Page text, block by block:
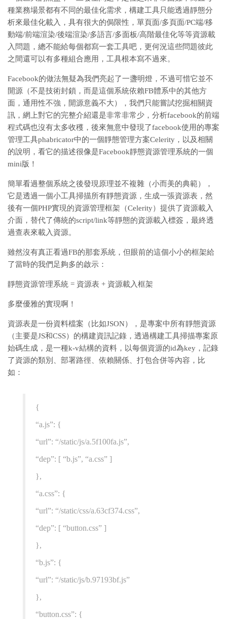
種業務場景都有不同的最佳化需求，構建工具只能透過靜態分
析來最佳化載入，具有很大的侷限性，單頁面/多頁面/PC端/移
動端/前端渲染/後端渲染/多語言/多面板/高階最佳化等等資源載
入問題，總不能給每個都寫一套工具吧，更何況這些問題彼此
之間還可以有多種組合應用，工具根本寫不過來。
Facebook的做法無疑為我們亮起了一盞明燈，不過可惜它並不
開源（不是技術封鎖，而是這個系統依賴FB體系中的其他方
面，通用性不強，開源意義不大），我們只能嘗試挖掘相關資
訊，網上對它的完整介紹還是非常非常少，分析facebook的前端
程式碼也沒有太多收穫，後來無意中發現了facebook使用的專案
管理工具phabricator中的一個靜態管理方案Celerity，以及相關
的說明，看它的描述很像是Facebook靜態資源管理系統的一個
mini版！
簡單看過整個系統之後發現原理並不複雜（小而美的典範），
它是透過一個小工具掃描所有靜態資源，生成一張資源表，然
後有一個PHP實現的資源管理框架（Celerity）提供了資源載入
介面，替代了傳統的script/link等靜態的資源載入標簽，最終透
過查表來載入資源。
雖然沒有真正看過FB的那套系統，但眼前的這個小小的框架給
了當時的我們足夠多的啟示：
靜態資源管理系統 = 資源表 + 資源載入框架
多麼優雅的實現啊！
資源表是一份資料檔案（比如JSON），是專案中所有靜態資源
（主要是JS和CSS）的構建資訊記錄，透過構建工具掃描專案原
始碼生成，是一種k-v結構的資料，以每個資源的id為key，記錄
了資源的類別、部署路徑、依賴關係、打包合併等內容，比
如：
{
“a.js”: {
“url”: “/static/js/a.5f100fa.js”,
“dep”: [ “b.js”, “a.css” ]
},
“a.css”: {
“url”: “/static/css/a.63cf374.css”,
“dep”: [ “button.css” ]
},
“b.js”: {
“url”: “/static/js/b.97193bf.js”
},
“button.css”: {